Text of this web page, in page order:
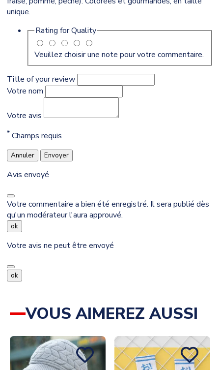
unique.
Rating forQuality
Veuillez choisir une note pour votre commentaire.
Title of your review
Votre nom
Votre avis
* Champs requis
Annuler Envoyer
Avis envoyé
Votre commentaire a bien été enregistré. Il sera publié dès
qu'un modérateur l'aura approuvé.
ok
Votre avis ne peut être envoyé
ok
VOUS AIMEREZ AUSSI